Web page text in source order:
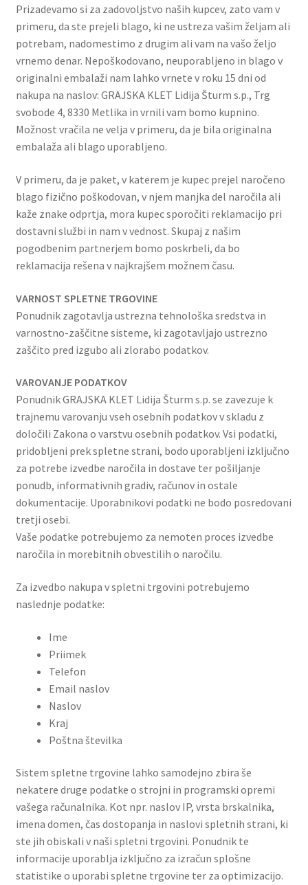
Prizadevamo si za zadovoljstvo naših kupcev, zato vam v
primeru, da ste prejeli blago, ki ne ustreza vašim željam ali
potrebam, nadomestimo z drugim ali vam na vašo željo
vrnemo denar. Nepoškodovano, neuporabljeno in blago v
originalni embalaži nam lahko vrnete v roku 15 dni od
nakupa na naslov: GRAJSKA KLET Lidija Šturm s.p., Trg
svobode 4, 8330 Metlika in vrnili vam bomo kupnino.
Možnost vračila ne velja v primeru, da je bila originalna
embalaža ali blago uporabljeno.
V primeru, da je paket, v katerem je kupec prejel naročeno
blago fizično poškodovan, v njem manjka del naročila ali
kaže znake odprtja, mora kupec sporočiti reklamacijo pri
dostavni službi in nam v vednost. Skupaj z našim
pogodbenim partnerjem bomo poskrbeli, da bo
reklamacija rešena v najkrajšem možnem času.
VARNOST SPLETNE TRGOVINE
Ponudnik zagotavlja ustrezna tehnološka sredstva in
varnostno-zaščitne sisteme, ki zagotavljajo ustrezno
zaščito pred izgubo ali zlorabo podatkov.
VAROVANJE PODATKOV
Ponudnik GRAJSKA KLET Lidija Šturm s.p. se zavezuje k
trajnemu varovanju vseh osebnih podatkov v skladu z
določili Zakona o varstvu osebnih podatkov. Vsi podatki,
pridobljeni prek spletne strani, bodo uporabljeni izključno
za potrebe izvedbe naročila in dostave ter pošiljanje
ponudb, informativnih gradiv, računov in ostale
dokumentacije. Uporabnikovi podatki ne bodo posredovani
tretji osebi.
Vaše podatke potrebujemo za nemoten proces izvedbe
naročila in morebitnih obvestilih o naročilu.
Za izvedbo nakupa v spletni trgovini potrebujemo
naslednje podatke:
Ime
Priimek
Telefon
Email naslov
Naslov
Kraj
Poštna številka
Sistem spletne trgovine lahko samodejno zbira še
nekatere druge podatke o strojni in programski opremi
vašega računalnika. Kot npr. naslov IP, vrsta brskalnika,
imena domen, čas dostopanja in naslovi spletnih strani, ki
ste jih obiskali v naši spletni trgovini. Ponudnik te
informacije uporablja izključno za izračun splošne
statistike o uporabi spletne trgovine ter za optimizacijo.